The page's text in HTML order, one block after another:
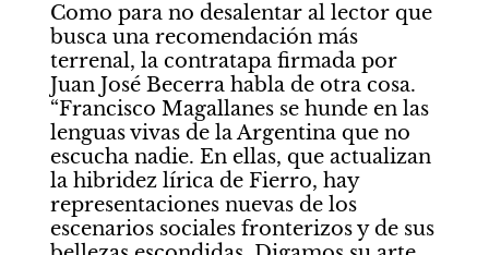
Como para no desalentar al lector que
busca una recomendación más
terrenal, la contratapa firmada por
Juan José Becerra habla de otra cosa.
“Francisco Magallanes se hunde en las
lenguas vivas de la Argentina que no
escucha nadie. En ellas, que actualizan
la hibridez lírica de Fierro, hay
representaciones nuevas de los
escenarios sociales fronterizos y de sus